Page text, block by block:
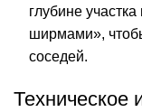
глубине
ширмами»,
соседей.
Техническое